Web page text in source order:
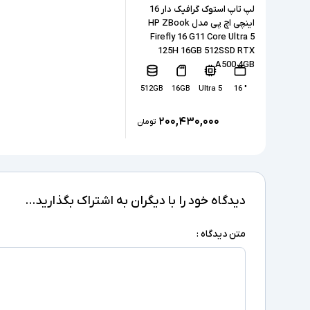
لپ تاپ استوک گرافیک دار 16
اینچی اچ پی مدل HP ZBook
Firefly 16 G11 Core Ultra 5
125H 16GB 512SSD RTX
A500 4GB
" 16
Ultra 5
16GB
512GB
۲۰۰,۴۳۰,۰۰۰ تومان
دیدگاه خود را با دیگران به اشتراک بگذارید...
متن دیدگاه :